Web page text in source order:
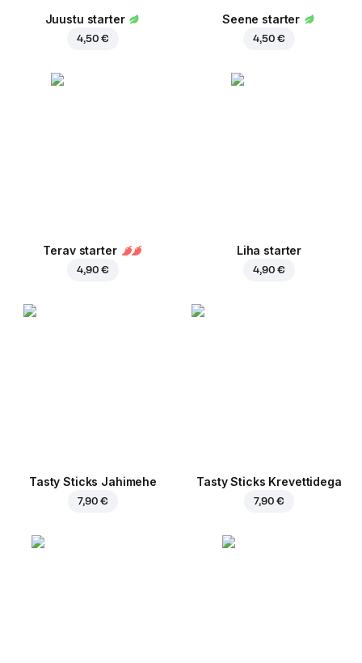
Juustu starter
4,50 €
Seene starter
4,50 €
Terav starter
4,90 €
Liha starter
4,90 €
Tasty Sticks Jahimehe
7,90 €
Tasty Sticks Krevettidega
7,90 €